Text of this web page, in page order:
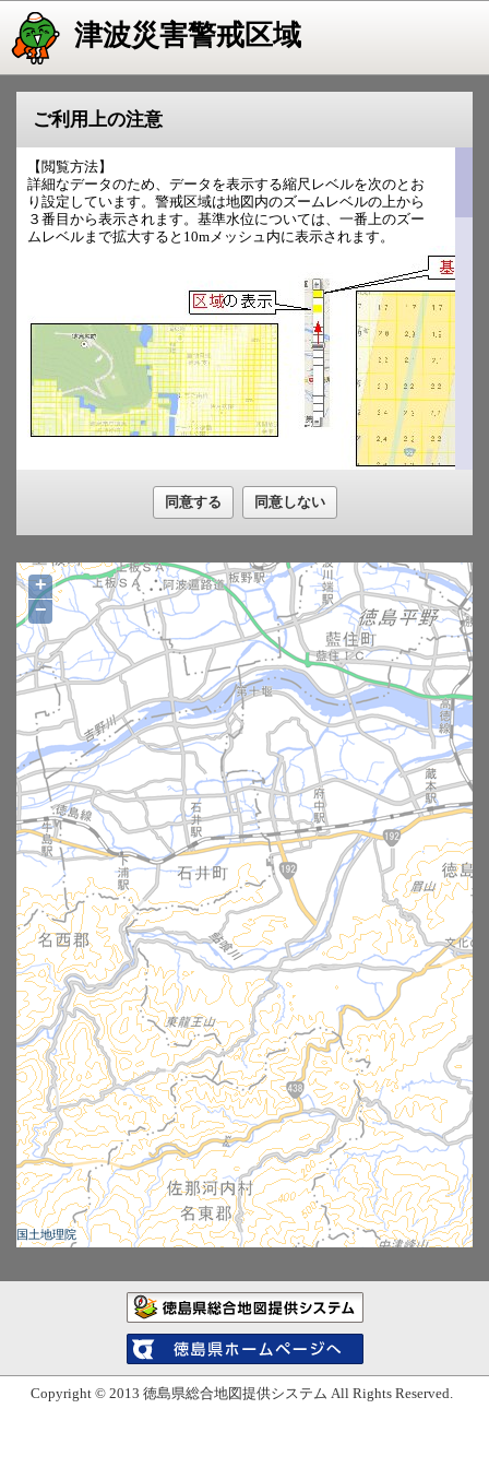
津波災害警戒区域
ご利用上の注意
【閲覧方法】
詳細なデータのため、データを表示する縮尺レベルを次のとお
り設定しています。警戒区域は地図内のズームレベルの上から
３番目から表示されます。基準水位については、一番上のズー
ムレベルまで拡大すると10mメッシュ内に表示されます。
（津波災害警戒区域図）
●「津波災害警戒区域図」は、津波防災地域づくりに関する法
律」第５３条に基づき、令和８年３月１１日の県報告示によ
●「津波災害警戒区域」は、津波浸水想定を踏まえ、津波による
人的災害を防止するために警戒避難体制を特に整備すべき区域
です。
●表示される「基準水位」は、津波の発生時における避難施設の
避難上有効な高さ等の基準となるものであり、津波浸水想定に
定める水深に係る水位に建築物への衝突による津波の水位の上
昇を考慮して必要と認められる値を加えて定める水位として、
地盤面からの高さ（メートル単位）で表示しています。
●基準水位の算出に用いた「地形（標高）データ」は、令和５年
度までに実施された航空レーザー測量等の結果を基に作成して
いるため、その後の開発に伴う盛土や個別施設の微細な土地の
形状が現況と異なっている場合があります。
●本システムで用いている背景地図の関係等により、公表資料と
情報の表示位置がずれることがあるため、正確な情報について
は https://www.pref.tokushima.lg.jp/anshin/bousai/taisaku/keikaku/
7311126/ から確認してください。
●「津波災害警戒区域」の見方については、地図の「凡例」を参
照してください。
問い合わせ先：防災対策推進課 ０８８－６２１－２７１０
総合地図提供システムの注意事項と免責事項
注意事項について
(1) 本システムで提供する情報については、土地・建物等の境界
を示すものではありません。また、表示の有無・表示位置・範
囲・形状・名称等について、現況との誤差があることをあらか
じめ理解した上でご利用ください。
(2) 本システムで提供する情報については、利用者の権利又は義
務の証明、手続・届出の資料等、利用者の特定の目的に適合す
ることを保証するものではありません。
(3) 地図で表示する情報については、その情報の更新に努めてい
ますが、データ作成時及び更新の時期により現状と異なる場合
があります。
(4) ブラウザ及びインターネットへの接続環境によっては、一部
の表示・機能が制限される場合があります。
(5) 表示する地図情報の種類によっては、大量のデータ通信を行
うため、表示するまでに時間がかかる場合があります。
(6) 地図情報を複数重ねた場合、色が重複し正確な情報を得るこ
とが難しくなるほか、縮尺によっては表示されない情報が存在
免責事項について
の損害及び障害等については、徳島県、ソフトウェア開発製作
者、地図データ・画像・写真等製作者はその責任を負いませ
ん。
(2) 徳島県はシステム保守などの場合を含めた諸事情により、本
同意する 同意しない
国土地理院
+
−
徳島県総合地図提供システム